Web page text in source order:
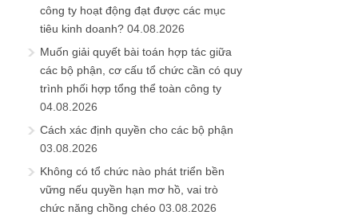
công ty hoạt động đạt được các mục
tiêu kinh doanh? 04.08.2026
Muốn giải quyết bài toán hợp tác giữa
các bộ phận, cơ cấu tổ chức cần có quy
trình phối hợp tổng thể toàn công ty
04.08.2026
Cách xác định quyền cho các bộ phận
03.08.2026
Không có tổ chức nào phát triển bền
vững nếu quyền hạn mơ hồ, vai trò
chức năng chồng chéo 03.08.2026